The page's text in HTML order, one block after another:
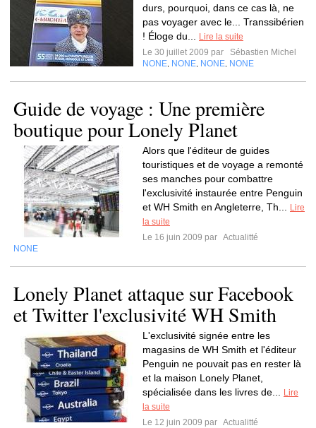
durs, pourquoi, dans ce cas là, ne
pas voyager avec le... Transsibérien
! Éloge du...
Lire la suite
Le 30 juillet 2009 par
Sébastien Michel
NONE NONE NONE NONE
Guide de voyage : Une première
boutique pour Lonely Planet
Alors que l'éditeur de guides
touristiques et de voyage a remonté
ses manches pour combattre
l'exclusivité instaurée entre Penguin
et WH Smith en Angleterre, Th...
Lire
la suite
Le 16 juin 2009 par Actualitté
NONE
Lonely Planet attaque sur Facebook
et Twitter l'exclusivité WH Smith
L'exclusivité signée entre les
magasins de WH Smith et l'éditeur
Penguin ne pouvait pas en rester là
et la maison Lonely Planet,
spécialisée dans les livres de...
Lire
la suite
Le 12 juin 2009 par Actualitté